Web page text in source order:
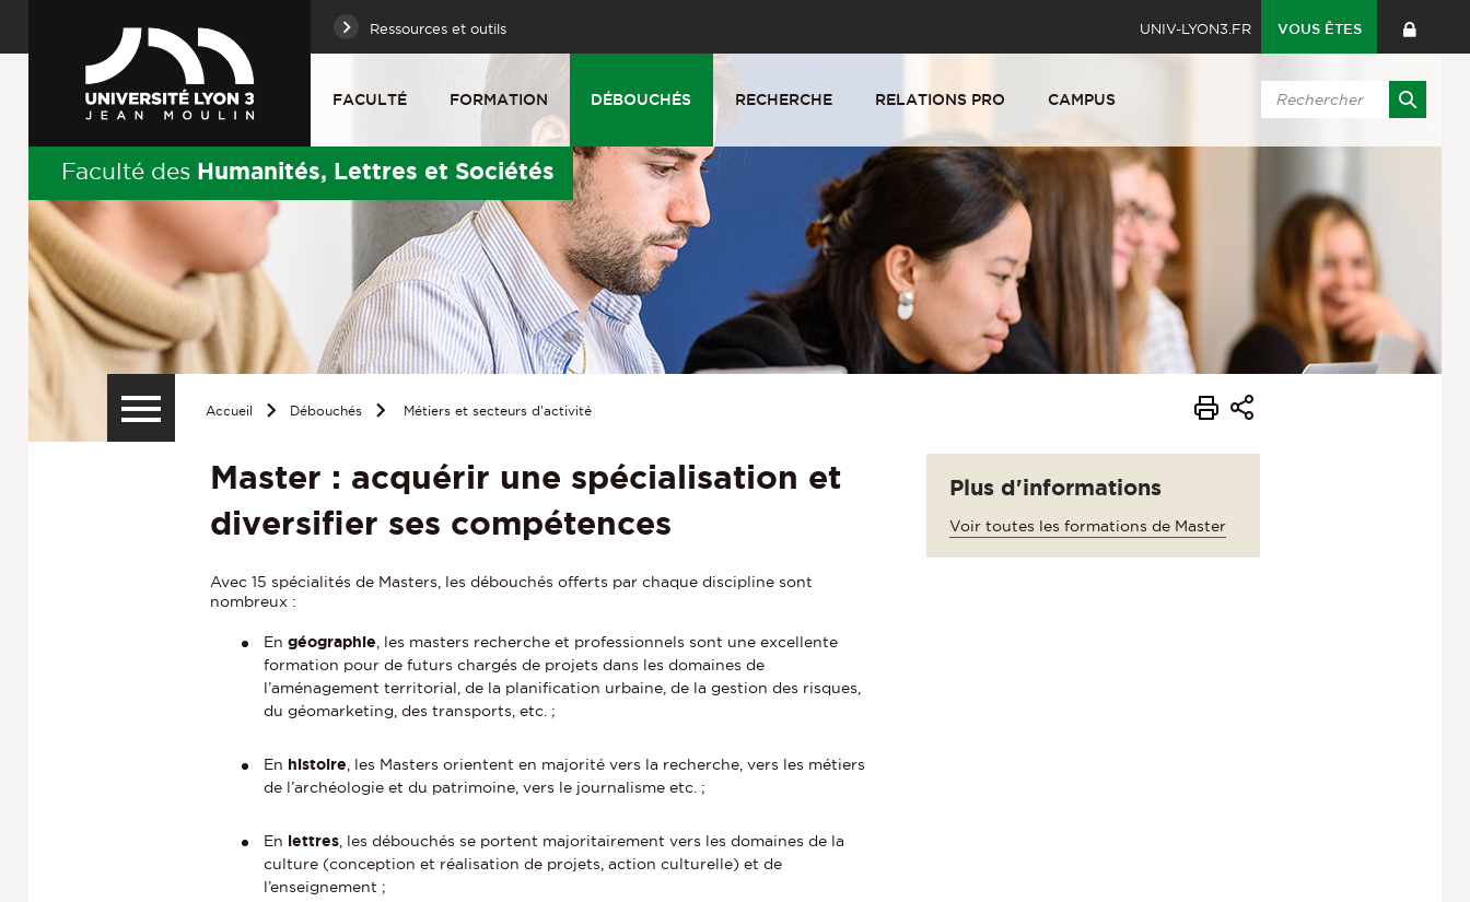
Ressources et outils UNIV-LYON3.FR VOUS ÊTES
FACULTÉ FORMATION DÉBOUCHÉS RECHERCHE RELATIONS PRO CAMPUS
Faculté des Humanités, Lettres et Sociétés
Accueil Débouchés Métiers et secteurs d'activité
Master : acquérir une spécialisation et
diversifier ses compétences
Avec 15 spécialités de Masters, les débouchés offerts par chaque discipline sont
nombreux :
En géographie , les masters recherche et professionnels sont une excellente
formation pour de futurs chargés de projets dans les domaines de
l’aménagement territorial, de la planification urbaine, de la gestion des risques,
du géomarketing, des transports, etc. ;
En histoire , les Masters orientent en majorité vers la recherche, vers les métiers
de l’archéologie et du patrimoine, vers le journalisme etc. ;
En lettres , les débouchés se portent majoritairement vers les domaines de la
culture (conception et réalisation de projets, action culturelle) et de
l’enseignement ;
Plus d'informations
Voir toutes les formations de Master